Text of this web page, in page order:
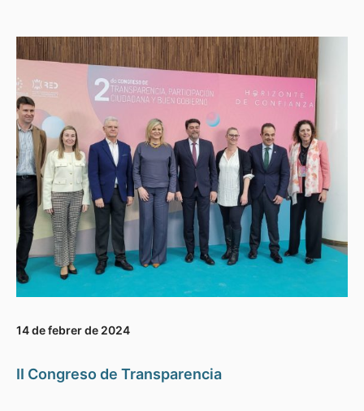
14 de febrer de 2024
II Congreso de Transparencia